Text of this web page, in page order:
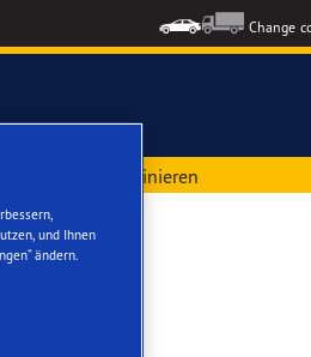
Change
GEN-3
online terminieren
und Ihnen
ändern.